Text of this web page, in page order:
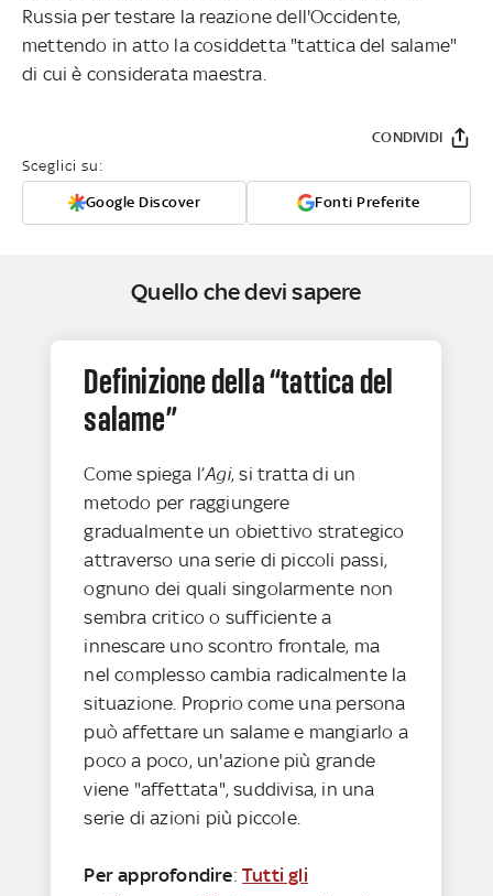
Russia per testare la reazione dell'Occidente,
mettendo in atto la cosiddetta "tattica del salame"
di cui è considerata maestra.
Sceglici su:
Google Discover Fonti Preferite
CONDIVIDI
Quello che devi sapere
Definizione della “tattica del
salame”
Come spiega l’Agi, si tratta di un
metodo per raggiungere
gradualmente un obiettivo strategico
attraverso una serie di piccoli passi,
ognuno dei quali singolarmente non
sembra critico o sufficiente a
innescare uno scontro frontale, ma
nel complesso cambia radicalmente la
situazione. Proprio come una persona
può affettare un salame e mangiarlo a
poco a poco, un'azione più grande
viene "affettata", suddivisa, in una
serie di azioni più piccole.
Per approfondire:Tutti gli